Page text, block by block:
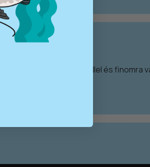
Tálalás során tejföllel és finomra